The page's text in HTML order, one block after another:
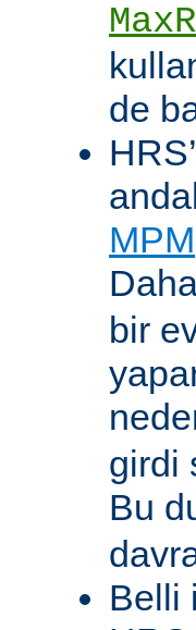
de
MPM
bir
girdi
Bu
Belli